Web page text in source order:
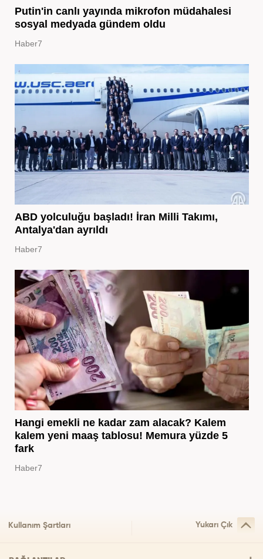
Putin'in canlı yayında mikrofon müdahalesi
sosyal medyada gündem oldu
Haber7
ABD yolculuğu başladı! İran Milli Takımı,
Antalya'dan ayrıldı
Haber7
Hangi emekli ne kadar zam alacak? Kalem
kalem yeni maaş tablosu! Memura yüzde 5
fark
Haber7
Kullanım Şartları Yukarı Çık